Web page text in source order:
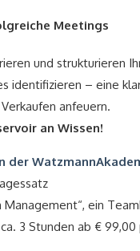
Meetings
und strukturieren
identifizieren – eine
anfeuern.
an Wissen!
der
Management“, ein
3 Stunden ab € 99,00